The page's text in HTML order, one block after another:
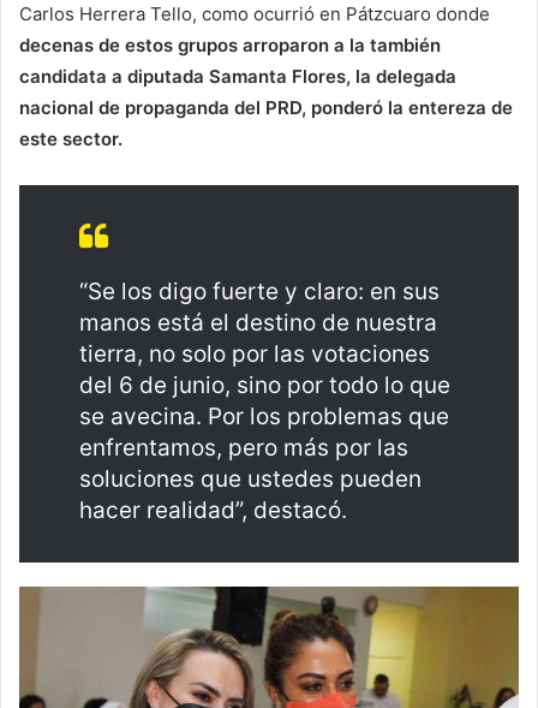
Carlos Herrera Tello, como ocurrió en Pátzcuaro donde
decenas de estos grupos arroparon a la también
candidata a diputada Samanta Flores, la delegada
nacional de propaganda del PRD, ponderó la entereza de
este sector.
“Se los digo fuerte y claro: en sus
manos está el destino de nuestra
tierra, no solo por las votaciones
del 6 de junio, sino por todo lo que
se avecina. Por los problemas que
enfrentamos, pero más por las
soluciones que ustedes pueden
hacer realidad”, destacó.